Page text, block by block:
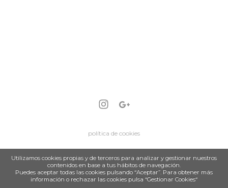
política de cookies
Utilizamos cookies propias y de terceros para analizar y gestionar nuestros
contenidos en base a tus hábitos de navegación.
Puedes aceptar todas las cookies pulsando “Aceptar”. Para obtener más
información o rechazar las cookies pulsa “Gestionar Cookies“